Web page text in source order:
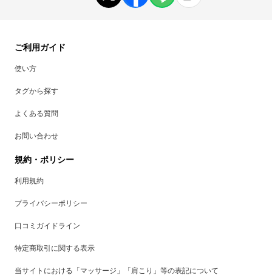
ご利用ガイド
使い方
タグから探す
よくある質問
お問い合わせ
規約・ポリシー
利用規約
プライバシーポリシー
口コミガイドライン
特定商取引に関する表示
当サイトにおける「マッサージ」「肩こり」等の表記について